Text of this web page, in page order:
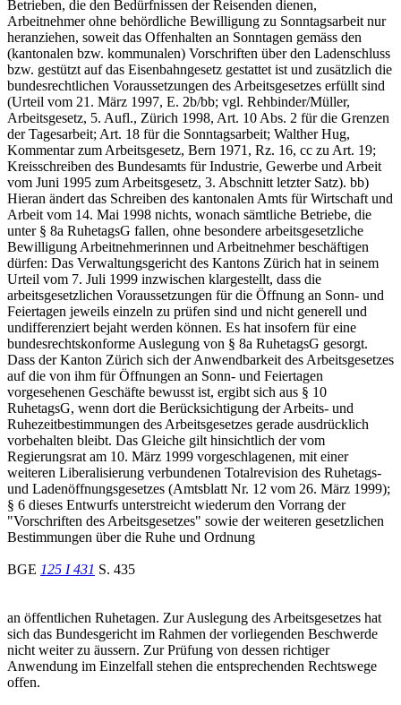
Betrieben, die den Bedürfnissen der Reisenden dienen,
Arbeitnehmer ohne behördliche Bewilligung zu Sonntagsarbeit nur
heranziehen, soweit das Offenhalten an Sonntagen gemäss den
(kantonalen bzw. kommunalen) Vorschriften über den Ladenschluss
bzw. gestützt auf das Eisenbahngesetz gestattet ist und zusätzlich die
bundesrechtlichen Voraussetzungen des Arbeitsgesetzes erfüllt sind
(Urteil vom 21. März 1997, E. 2b/bb; vgl. Rehbinder/Müller,
Arbeitsgesetz, 5. Aufl., Zürich 1998, Art. 10 Abs. 2 für die Grenzen
der Tagesarbeit; Art. 18 für die Sonntagsarbeit; Walther Hug,
Kommentar zum Arbeitsgesetz, Bern 1971, Rz. 16, cc zu Art. 19;
Kreisschreiben des Bundesamts für Industrie, Gewerbe und Arbeit
vom Juni 1995 zum Arbeitsgesetz, 3. Abschnitt letzter Satz). bb)
Hieran ändert das Schreiben des kantonalen Amts für Wirtschaft und
Arbeit vom 14. Mai 1998 nichts, wonach sämtliche Betriebe, die
unter § 8a RuhetagsG fallen, ohne besondere arbeitsgesetzliche
Bewilligung Arbeitnehmerinnen und Arbeitnehmer beschäftigen
dürfen: Das Verwaltungsgericht des Kantons Zürich hat in seinem
Urteil vom 7. Juli 1999 inzwischen klargestellt, dass die
arbeitsgesetzlichen Voraussetzungen für die Öffnung an Sonn- und
Feiertagen jeweils einzeln zu prüfen sind und nicht generell und
undifferenziert bejaht werden können. Es hat insofern für eine
bundesrechtskonforme Auslegung von § 8a RuhetagsG gesorgt.
Dass der Kanton Zürich sich der Anwendbarkeit des Arbeitsgesetzes
auf die von ihm für Öffnungen an Sonn- und Feiertagen
vorgesehenen Geschäfte bewusst ist, ergibt sich aus § 10
RuhetagsG, wenn dort die Berücksichtigung der Arbeits- und
Ruhezeitbestimmungen des Arbeitsgesetzes gerade ausdrücklich
vorbehalten bleibt. Das Gleiche gilt hinsichtlich der vom
Regierungsrat am 10. März 1999 vorgeschlagenen, mit einer
weiteren Liberalisierung verbundenen Totalrevision des Ruhetags-
und Ladenöffnungsgesetzes (Amtsblatt Nr. 12 vom 26. März 1999);
§ 6 dieses Entwurfs unterstreicht wiederum den Vorrang der
"Vorschriften des Arbeitsgesetzes" sowie der weiteren gesetzlichen
Bestimmungen über die Ruhe und Ordnung
BGE 125 I 431 S. 435
an öffentlichen Ruhetagen. Zur Auslegung des Arbeitsgesetzes hat
sich das Bundesgericht im Rahmen der vorliegenden Beschwerde
nicht weiter zu äussern. Zur Prüfung von dessen richtiger
Anwendung im Einzelfall stehen die entsprechenden Rechtswege
offen.